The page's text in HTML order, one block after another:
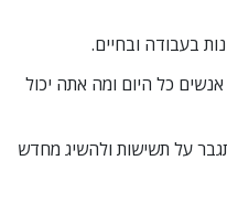
בעבודה ובחיים.
כל היום ומה אתה יכול
על תשישות ולהשיג מחדש